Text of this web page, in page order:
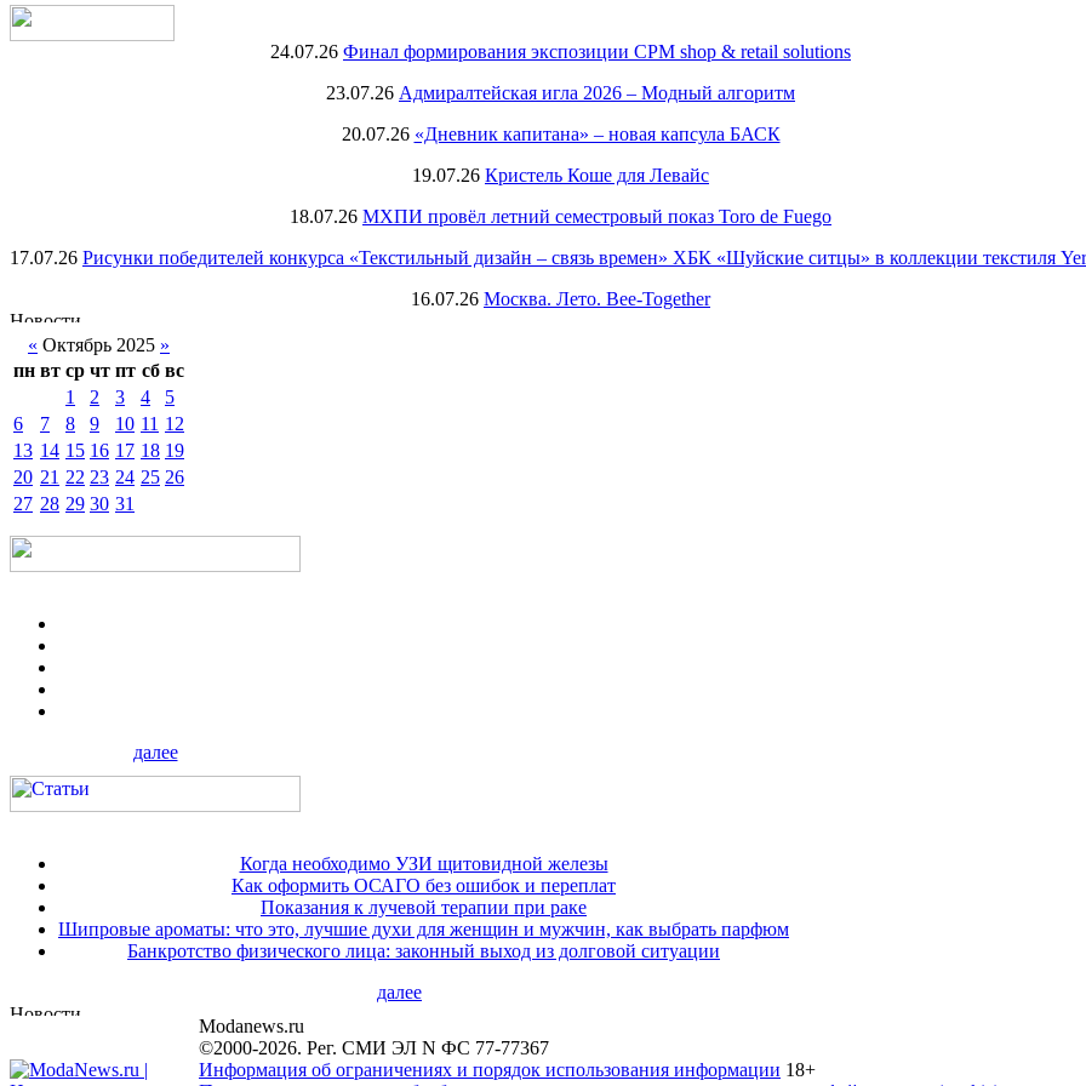
24.07.26 Финал формирования экспозиции CPM shop & retail solutions
23.07.26 Адмиралтейская игла 2026 – Модный алгоритм
20.07.26 «Дневник капитана» – новая капсула БАСК
19.07.26 Кристель Коше для Левайс
18.07.26 МХПИ провёл летний семестровый показ Toro de Fuego
17.07.26 Рисунки победителей конкурса «Текстильный дизайн – связь времен» ХБК «Шуйские ситцы» в коллекции текстиля
16.07.26 Москва. Лето. Bee-Together
« Октябрь 2025 »
пн вт ср чт пт сб вс
1
2 3 4
5
6
7 8 9 10 11 12
13 14 15 16 17 18 19
20 21 22 23 24 25 26
27 28 29 30 31
далее
Когда необходимо УЗИ щитовидной железы
Как оформить ОСАГО без ошибок и переплат
Показания к лучевой терапии при раке
Шипровые ароматы: что это, лучшие духи для женщин и мужчин, как выбрать парфюм
Банкротство физического лица: законный выход из долговой ситуации
далее
Modanews.ru
©2000-2026. Рег. СМИ ЭЛ N ФС 77-77367
Информация об ограничениях и порядок использования информации 18+